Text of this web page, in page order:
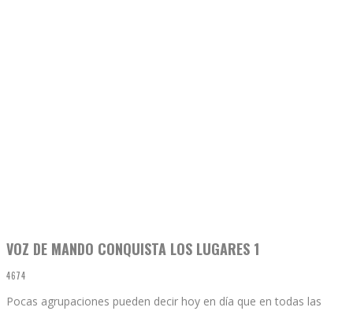
VOZ DE MANDO CONQUISTA LOS LUGARES 1
4674
Pocas agrupaciones pueden decir hoy en día que en todas las